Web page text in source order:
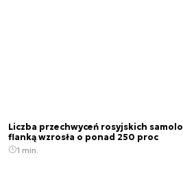
Liczba przechwyceń rosyjskich
flanką wzrosła o ponad 250 proc
1 min.